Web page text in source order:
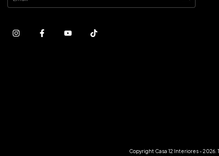
Copyright Casa 12 Interiores - 2026.